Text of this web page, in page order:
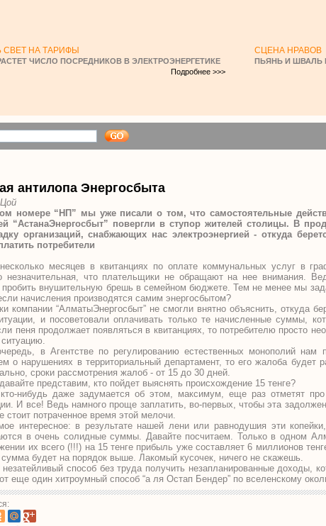
СВЕТ НА ТАРИФЫ
ЧИСЛО ПОСРЕДНИКОВ В ЭЛЕКТРОЭНЕРГЕТИКЕ
Подробнее >>>
СЦЕНА НРАВОВ
ПЬЯНЬ И ШВАЛЬ
антилопа Энергосбыта
номере “НП” мы уже писали о том, что самостоятельные
“АстанаЭнергосбыт” повергли в ступор жителей столицы. В
организаций, снабжающих нас электроэнергией - откуда
потребители
месяцев в квитанциях по оплате коммунальных услуг в
незначительная, что плательщики не обращают на нее внимания.
пробить внушительную брешь в семейном бюджете. Тем не менее мы
начисления производятся самим энергосбытом?
компании “АлматыЭнергосбыт” не смогли внятно объяснить, откуда
и посоветовали оплачивать только те начисленные суммы,
пеня продолжает появляться в квитанциях, то потребителю просто
в Агентстве по регулированию естественных монополий нам
о нарушениях в территориальный департамент, то его жалоба будет
сроки рассмотрения жалоб - от 15 до 30 дней.
представим, кто пойдет выяснять происхождение 15 тенге?
нибудь даже задумается об этом, максимум, еще раз отметят
И все! Ведь намного проще заплатить, во-первых, чтобы эта
стоит потраченное время этой мелочи.
интересное: в результате нашей лени или равнодушия эти
в очень солидные суммы. Давайте посчитаем. Только в одном
их всего (!!!) на 15 тенге прибыль уже составляет 6 миллионов
сумма будет на порядок выше. Лакомый кусочек, ничего не скажешь.
незатейливый способ без труда получить незапланированные доходы,
еще один хитроумный способ “а ля Остап Бендер” по вселенскому